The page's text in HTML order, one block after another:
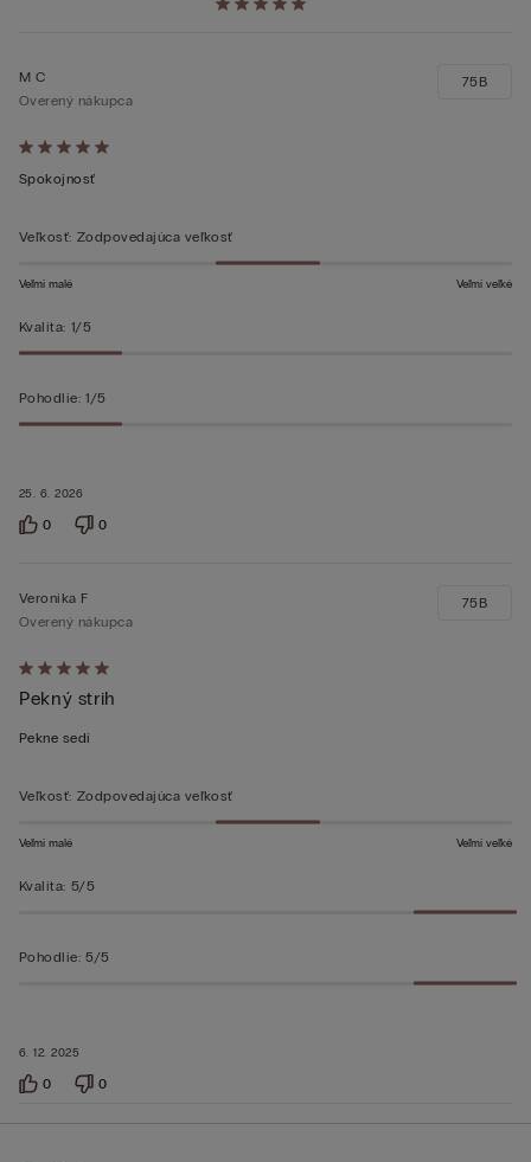
Hodnotenie:
5
25. 6. 2026
M C
Overený nákupca
Spokojnosť
75B
Veľkosť: Zodpovedajúca veľkosť
Veľmi malé Veľmi veľké
Kvalita: 1/5
Pohodlie: 1/5
0 0
Hodnotenie:
5
z 5
6. 12. 2025
Veronika F
Overený nákupca
Pekný strih
Pekne sedí
75B
Veľkosť: Zodpovedajúca veľkosť
Veľmi malé Veľmi veľké
Kvalita: 5/5
Pohodlie: 5/5
0 0